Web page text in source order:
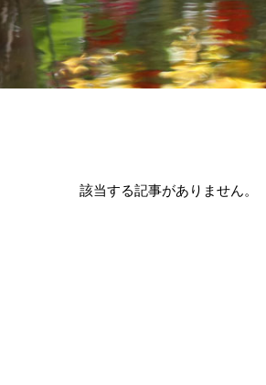
該当する記事がありません。